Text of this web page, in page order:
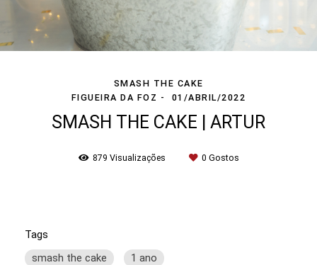
SMASH THE CAKE
FIGUEIRA DA FOZ
01/ABRIL/2022
SMASH THE CAKE | ARTUR
879 Visualizações 0 Gostos
Tags
smash the cake
1 ano